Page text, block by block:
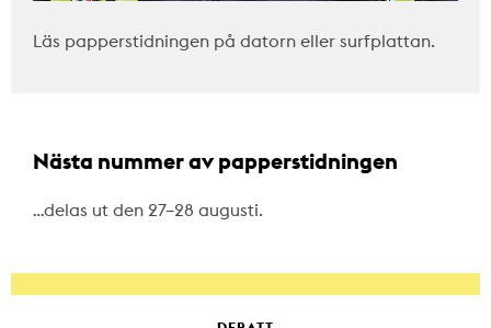
Läs papperstidningen på datorn eller surfplattan.
Nästa nummer av papperstidningen
…delas ut den 27–28 augusti.